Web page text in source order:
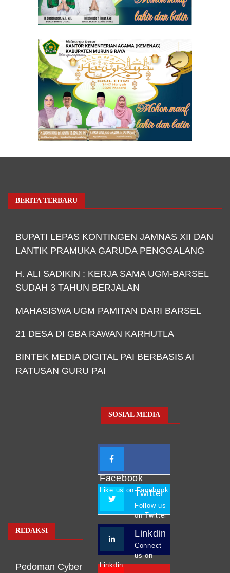
BERITA TERBARU
BUPATI LEPAS KONTINGEN JAMNAS XII DAN
LANTIK PRAMUKA GARUDA PENGGALANG
H. ALI SADIKIN : KERJA SAMA UGM-BARSEL
SUDAH 3 TAHUN BERJALAN
MAHASISWA UGM PAMITAN DARI BARSEL
21 DESA DI GBA RAWAN KARHUTLA
BINTEK MEDIA DIGITAL PAI BERBASIS AI
RATUSAN GURU PAI
REDAKSI
Pedoman Cyber
SOSIAL MEDIA
Facebook
Like us on Facebook
Twitter
Follow us
on Twitter
Linkdin
Connect
us on
Linkdin